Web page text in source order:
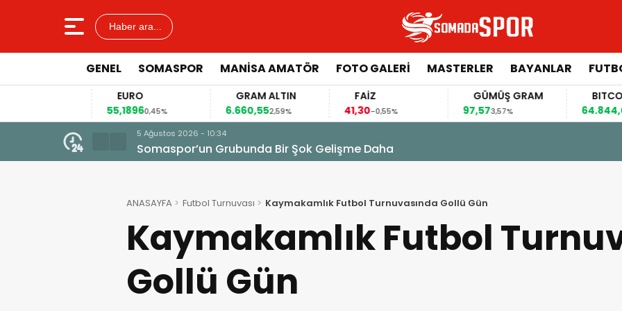
Haber ara...
GENEL SOMASPOR MANISA AMATÖR FOTO GALERI MASTERLER BAYANLAR
0,45%
GRAM ALTIN
6.660,552,59% -0,55%
GÜMÜŞ GRAM
3,57%
BITCOIN
64.844,000,70%
5 Ağustos 2026 - 10:34
Somaspor’un Grubunda Bir Şok Gelişme Daha
ANASAYFA Futbol Turnuvası Kaymakamlık Futbol Turnuvasında Gollü Gün
Kaymakamlık Futbol
Gollü Gün